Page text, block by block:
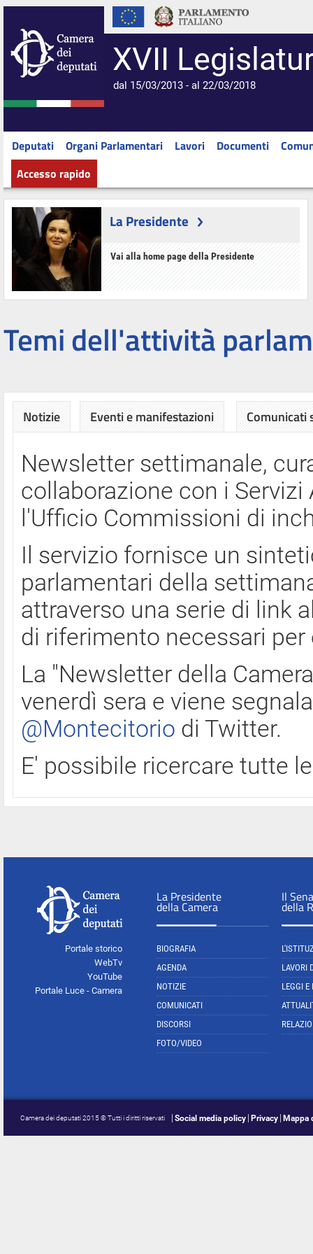
XVII
dal 15/03/2013 - al 22/03/2018
Deputati Organi Parlamentari Lavori Documenti
Accesso rapido
La Presidente
Vai alla home page della Presidente
Temi dell'attività
Notizie Eventi e manifestazioni Comunicati
Newsletter settimanale,
collaborazione con i
l'Ufficio Commissioni di
Il servizio fornisce un
parlamentari della
attraverso una serie di link
di riferimento necessari
La "Newsletter della
venerdì sera e viene
@Montecitorio di Twitter.
E' possibile ricercare tutte
Portale storico
WebTv
YouTube
Portale Luce - Camera
La Presidente
della Camera
BIOGRAFIA
AGENDA
NOTIZIE
COMUNICATI
DISCORSI
FOTO/VIDEO
Il
della
LAVORI
LEGGI E
Camera dei deputati 2015 © Tutti i diritti riservati Social media policy Privacy Mappa